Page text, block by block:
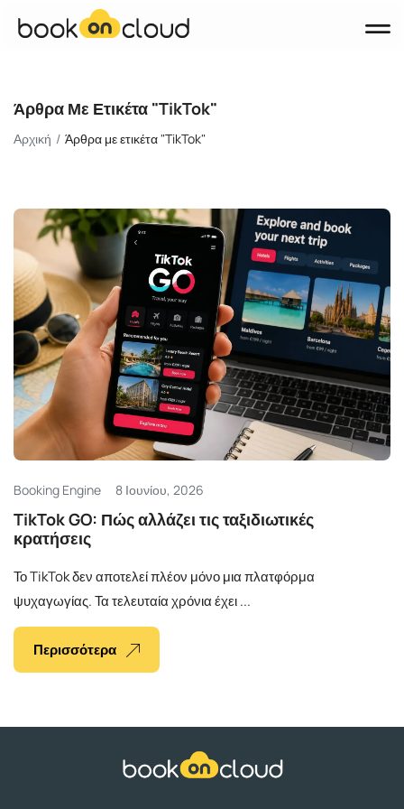
Booking Engine
Channel Manager
Websites
Σχετικά με εμάς
Blog
Επικοινωνία
KΛΕΊΣΤΕ DEMO
English
Ελληνικά
Άρθρα Με Ετικέτα "TikTok"
Αρχική Άρθρα με ετικέτα "TikTok"
Booking Engine 8 Ιουνίου, 2026
TikTok GO: Πώς αλλάζει τις ταξιδιωτικές
κρατήσεις
Το TikTok δεν αποτελεί πλέον μόνο μια πλατφόρμα
ψυχαγωγίας. Τα τελευταία χρόνια έχει ...
Περισσότερα